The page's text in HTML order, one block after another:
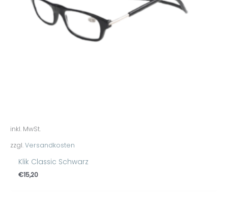
inkl. MwSt.
zzgl.Versandkosten
Klik Classic Schwarz
€15,20